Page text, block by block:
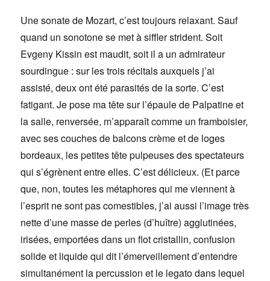
Une sonate de Mozart, c’est toujours relaxant. Sauf
quand un sonotone se met à siffler strident. Soit
Evgeny Kissin est maudit, soit il a un admirateur
sourdingue : sur les trois récitals auxquels j’ai
assisté, deux ont été parasités de la sorte. C’est
fatigant. Je pose ma tête sur l’épaule de Palpatine et
la salle, renversée, m’apparaît comme un framboisier,
avec ses couches de balcons crème et de loges
bordeaux, les petites tête pulpeuses des spectateurs
qui s’égrènent entre elles. C’est délicieux. (Et parce
que, non, toutes les métaphores qui me viennent à
l’esprit ne sont pas comestibles, j’ai aussi l’image très
nette d’une masse de perles (d’huître) agglutinées,
irisées, emportées dans un flot cristallin, confusion
solide et liquide qui dit l’émerveillement d’entendre
simultanément la percussion et le legato dans lequel